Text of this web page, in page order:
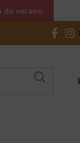
verano.